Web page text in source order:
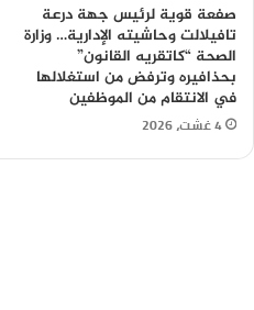
صفعة قوية لرئيس جهة درعة
تافيلالت وحاشيته الإدارية… وزارة
الصحة “كاتقريه القانون”
بحذافيره وترفض من استغلالها
في الانتقام من الموظفين
4 غشت، 2026